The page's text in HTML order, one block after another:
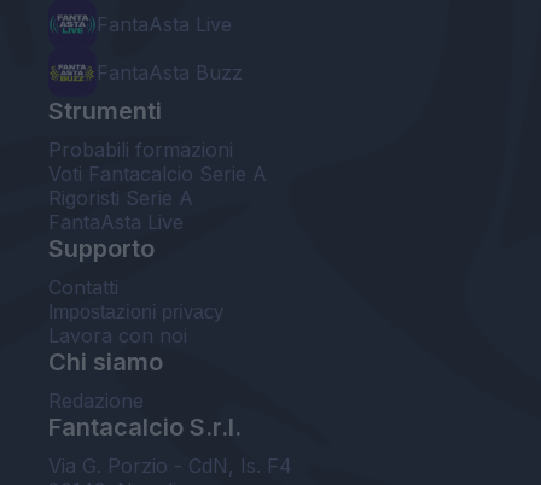
FantaAsta Live
FantaAsta Buzz
Strumenti
Probabili formazioni
Voti Fantacalcio Serie A
Rigoristi Serie A
FantaAsta Live
Supporto
Contatti
Impostazioni privacy
Lavora con noi
Chi siamo
Redazione
Fantacalcio S.r.l.
Via G. Porzio - CdN, Is. F4